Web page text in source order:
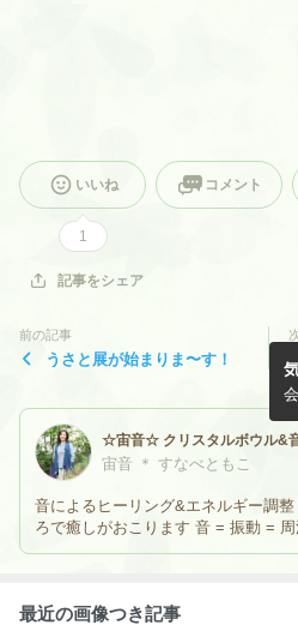
いいね
1
コメント
記事をシェア
前の記事
うさと展が始まりま〜す！
宙音 ＊ すなべともこ
音によるヒーリング&エネルギー調整 微細な振動で心身の深いとこ
ろで癒しがおこります 音 = 振動 =
のあなたに ◎イベントのご案内◎ うさと展をはじめ 心と身体と魂
最近の画像つき記事